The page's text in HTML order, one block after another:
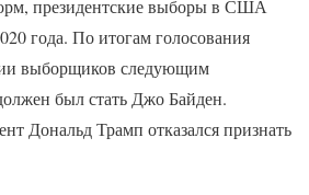
президентские выборы в США
года. По итогам голосования
выборщиков следующим
был стать Джо Байден.
Дональд Трамп отказался признать